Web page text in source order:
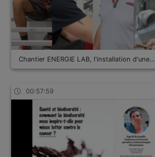
Chantier ENERGIE LAB, l'installation d'une…
00:57:59